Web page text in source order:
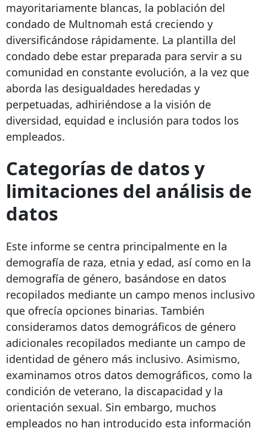
mayoritariamente blancas, la población del
condado de Multnomah está creciendo y
diversificándose rápidamente. La plantilla del
condado debe estar preparada para servir a su
comunidad en constante evolución, a la vez que
aborda las desigualdades heredadas y
perpetuadas, adhiriéndose a la visión de
diversidad, equidad e inclusión para todos los
empleados.
Categorías de datos y
limitaciones del análisis de
datos
Este informe se centra principalmente en la
demografía de raza, etnia y edad, así como en la
demografía de género, basándose en datos
recopilados mediante un campo menos inclusivo
que ofrecía opciones binarias. También
consideramos datos demográficos de género
adicionales recopilados mediante un campo de
identidad de género más inclusivo. Asimismo,
examinamos otros datos demográficos, como la
condición de veterano, la discapacidad y la
orientación sexual. Sin embargo, muchos
empleados no han introducido esta información